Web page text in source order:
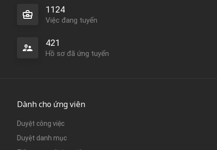
1124
Việc đang tuyển
421
Hồ sơ đã ứng tuyển
Dành cho ứng viên
Duyệt công việc
Duyệt danh mục